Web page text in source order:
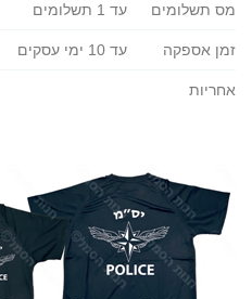
מס תשלומים עד 1 תשלומים
זמן אספקה עד 10 ימי עסקים
אחריות